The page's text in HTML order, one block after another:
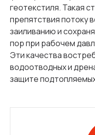
геотекстиля. Такая
препятствия потоку
заиливанию и
пор при рабочем
Эти качества
водоотводных и
защите